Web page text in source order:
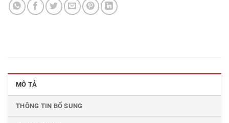
MÔ TẢ
THÔNG TIN BỔ SUNG